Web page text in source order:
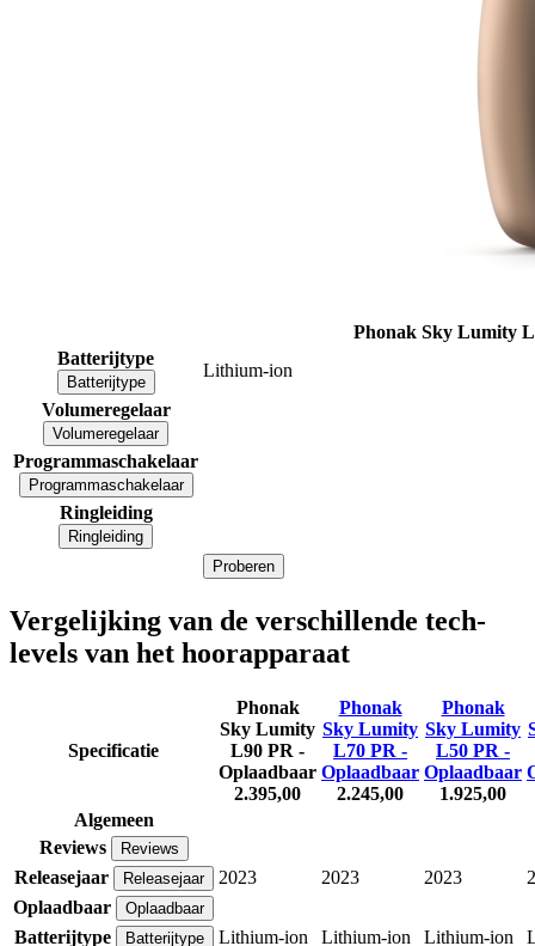
Phonak Sky Lumity
Batterijtype
Batterijtype
Lithium-ion
Volumeregelaar
Volumeregelaar
Programmaschakelaar
Programmaschakelaar
Ringleiding
Ringleiding
Proberen
Vergelijking van de verschillende tech-
levels van het hoorapparaat
Specificatie
Phonak
Sky Lumity
L90 PR -
Oplaadbaar
2.395,00
Phonak
Sky Lumity
L70 PR -
Oplaadbaar
2.245,00
Phonak
Sky Lumity
L50 PR -
Oplaadbaar
1.925,00
Algemeen
Reviews
Reviews
Releasejaar Releasejaar 2023 2023 2023
Oplaadbaar
Oplaadbaar
Batterijtype Batterijtype Lithium-ion Lithium-ion Lithium-ion